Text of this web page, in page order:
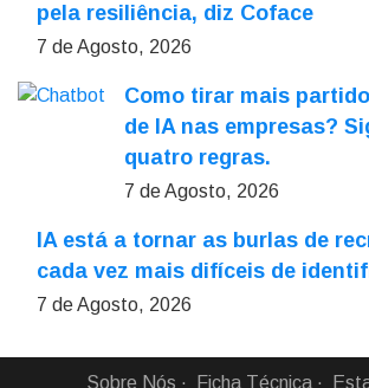
pela resiliência, diz Coface
7 de Agosto, 2026
Como tirar mais
de IA nas empresas?
quatro regras.
7 de Agosto, 2026
IA está a tornar as burlas de
cada vez mais difíceis de
7 de Agosto, 2026
Sobre Nós Ficha Técnica